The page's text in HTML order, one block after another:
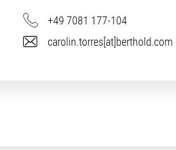
电话
+49 7081 177-104
电子邮件
carolin.torres[at]berthold.com